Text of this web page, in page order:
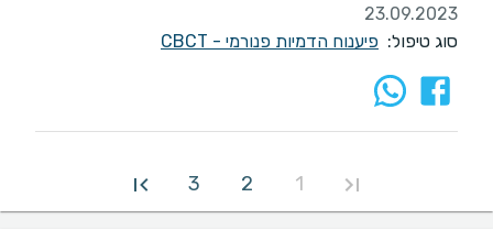
23.09.2023
סוג טיפול: פיענוח הדמיות פנורמי - CBCT
1
2
3